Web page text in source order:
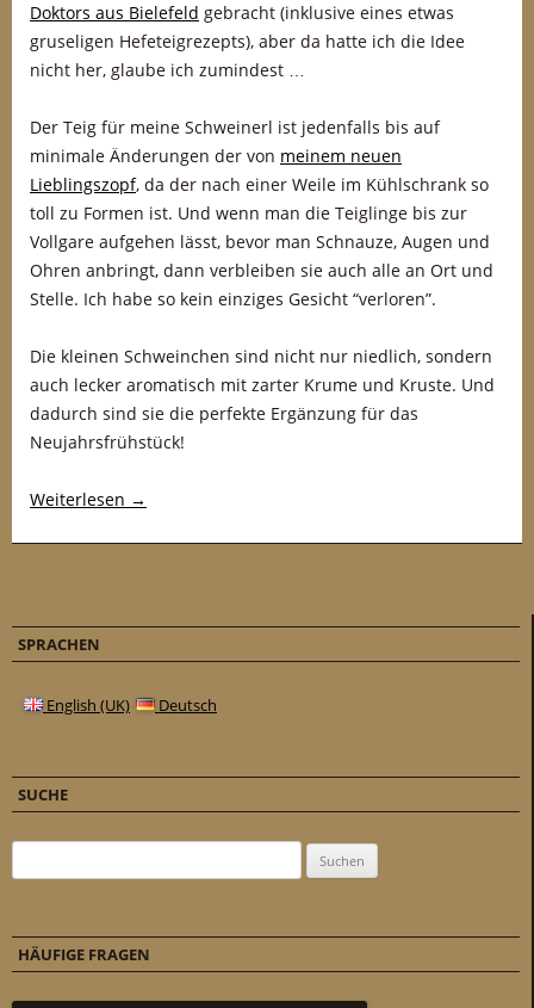
Doktors aus Bielefeld gebracht (inklusive eines etwas
gruseligen Hefeteigrezepts), aber da hatte ich die Idee
nicht her, glaube ich zumindest …
Der Teig für meine Schweinerl ist jedenfalls bis auf
minimale Änderungen der von meinem neuen
Lieblingszopf, da der nach einer Weile im Kühlschrank so
toll zu Formen ist. Und wenn man die Teiglinge bis zur
Vollgare aufgehen lässt, bevor man Schnauze, Augen und
Ohren anbringt, dann verbleiben sie auch alle an Ort und
Stelle. Ich habe so kein einziges Gesicht “verloren”.
Die kleinen Schweinchen sind nicht nur niedlich, sondern
auch lecker aromatisch mit zarter Krume und Kruste. Und
dadurch sind sie die perfekte Ergänzung für das
Neujahrsfrühstück!
Weiterlesen →
SPRACHEN
English (UK) Deutsch
SUCHE
HÄUFIGE FRAGEN